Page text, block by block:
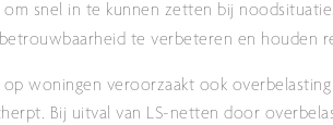
om snel in te kunnen zetten bij
te verbeteren en houden
woningen veroorzaakt ook
Bij uitval van LS-netten door